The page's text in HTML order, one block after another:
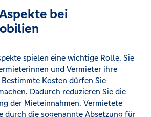
bei
spielen eine wichtige Rolle. Sie
und Vermieter ihre
Kosten dürfen Sie
Dadurch reduzieren Sie die
der Mieteinnahmen. Vermietete
durch die sogenannte Absetzung für